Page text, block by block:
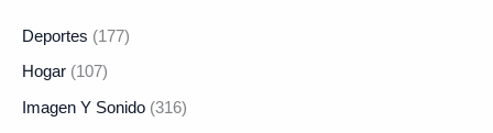
Deportes (177)
Hogar (107)
Imagen Y Sonido (316)